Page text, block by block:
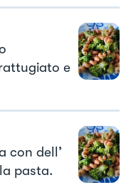
e
con dell’
pasta.